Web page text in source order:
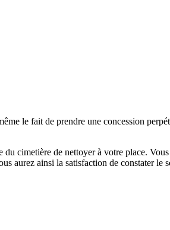
le fait de prendre une concession
cimetière de nettoyer à votre place.
aurez ainsi la satisfaction de constater le